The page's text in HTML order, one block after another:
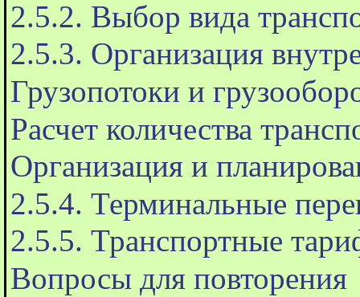
2.5.2. Выбор вида
2.5.3. Организация
Грузопотоки и
Расчет количества
Организация и
2.5.4. Терминальные
2.5.5. Транспортные
Вопросы для повторения